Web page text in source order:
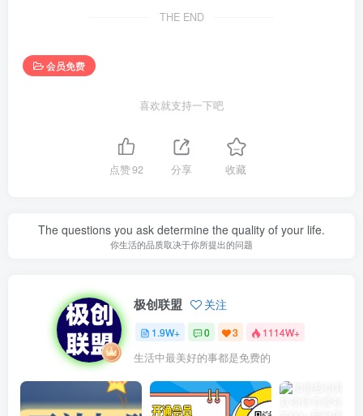
THE END
会员免费
喜欢就支持一下吧
点赞92 分享 收藏
The questions you ask determine the quality of your life.
你生活的品质取决于你所提出的问题
极创联盟 关注
1.9W+ 0 3 1114W+
生活中最美好的事都是免费的